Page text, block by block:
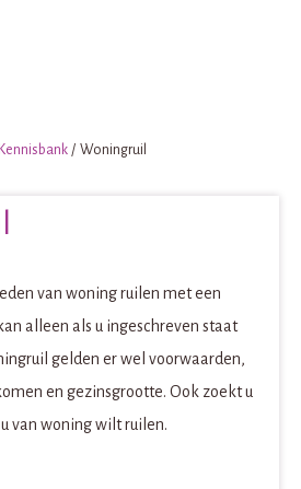
Kennisbank Woningruil
van woning ruilen met een
alleen als u ingeschreven staat
gelden er wel voorwaarden,
en gezinsgrootte. Ook zoekt u
van woning wilt ruilen.